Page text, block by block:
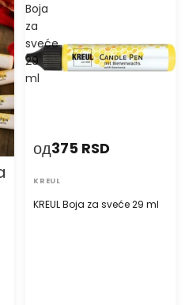
Boja
za
sveće
29
ml
KREUL Boja za sveće 29 ml
од375 RSD
KREUL